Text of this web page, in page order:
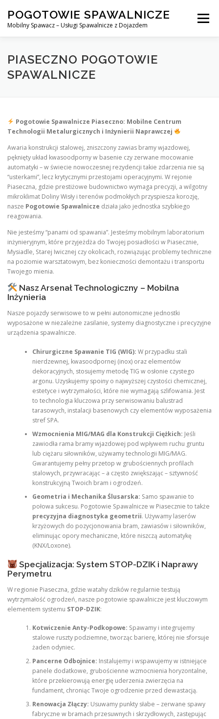
content
POGOTOWIE SPAWALNICZE
Mobilny Spawacz – Usługi Spawalnicze z Dojazdem
Menu
MOBILNY SPAWACZ WARSZAWA
KONTAKT
PIASECZNO POGOTOWIE
SPAWALNICZE
Pogotowie Spawalnicze Piaseczno: Mobilne Centrum
Technologii Metalurgicznych i Inżynierii Naprawczej
Awaria konstrukcji stalowej, zniszczony zawias bramy wjazdowej,
pęknięty układ kwasoodporny w basenie czy zerwane mocowanie
automatyki – w świecie nowoczesnej rezydencji takie zdarzenia nie są
“usterkami”, lecz krytycznymi przestojami operacyjnymi. W rejonie
Piaseczna, gdzie prestiżowe budownictwo wymaga precyzji, a wilgotny
mikroklimat Doliny Wisły i terenów podmokłych przyspiesza korozję,
nasze Pogotowie Spawalnicze działa jako jednostka szybkiego
reagowania.
Nie jesteśmy “panami od spawania”. Jesteśmy mobilnym laboratorium
inżynieryjnym, które przyjeżdża do Twojej posiadłości w Piasecznie,
Mysiadle, Starej Iwicznej czy okolicach, rozwiązując problemy techniczne
na poziomie warsztatowym, bez konieczności demontażu i transportu
Twojego mienia.
Nasz Arsenał Technologiczny – Mobilna
Inżynieria
Nasze pojazdy serwisowe to w pełni autonomiczne jednostki
wyposażone w niezależne zasilanie, systemy diagnostyczne i precyzyjne
urządzenia spawalnicze.
Chirurgiczne Spawanie TIG (WIG): W przypadku stali
nierdzewnej, kwasoodpornej (inox) oraz elementów
dekoracyjnych, stosujemy metodę TIG w osłonie czystego
argonu. Uzyskujemy spoiny o najwyższej czystości chemicznej,
estetyce i wytrzymałości, które nie wymagają szlifowania. Jest
to technologia kluczowa przy serwisowaniu balustrad
tarasowych, instalacji basenowych czy elementów wyposażenia
stref SPA.
Wzmocnienia MIG/MAG dla Konstrukcji Ciężkich: Jeśli
zawiodła rama bramy wjazdowej pod wpływem ruchu gruntu
lub ciężaru siłowników, używamy technologii MIG/MAG.
Gwarantujemy pełny przetop w grubościennych profilach
stalowych, przywracając – a często zwiększając – sztywność
konstrukcyjną Twoich bram i ogrodzeń.
Geometria i Mechanika Ślusarska: Samo spawanie to
połowa sukcesu. Pogotowie Spawalnicze w Piasecznie to także
precyzyjna diagnostyka geometrii. Używamy laserów
krzyżowych do pozycjonowania bram, zawiasów i siłowników,
eliminując opory mechaniczne, które niszczą automatykę
(KNX/Loxone).
Specjalizacja: System STOP-DZIK i Naprawy
Perymetru
W regionie Piaseczna, gdzie watahy dzików regularnie testują
wytrzymałość ogrodzeń, nasze pogotowie spawalnicze jest kluczowym
elementem systemu STOP-DZIK:
Kotwiczenie Anty-Podkopowe: Spawamy i integrujemy
stalowe ruszty podziemne, tworząc barierę, której nie sforsuje
żaden odyniec.
Pancerne Odbojnice: Instalujemy i wspawujemy w istniejące
panele dodatkowe, grubościenne wzmocnienia horyzontalne,
które przekierowują energię uderzenia zwierzęcia na
fundament, chroniąc Twoje ogrodzenie przed dewastacją.
Renowacja Złączy: Usuwamy punkty słabe – zerwane spawy
fabryczne w bramach przesuwnych i skrzydłowych, zastępując